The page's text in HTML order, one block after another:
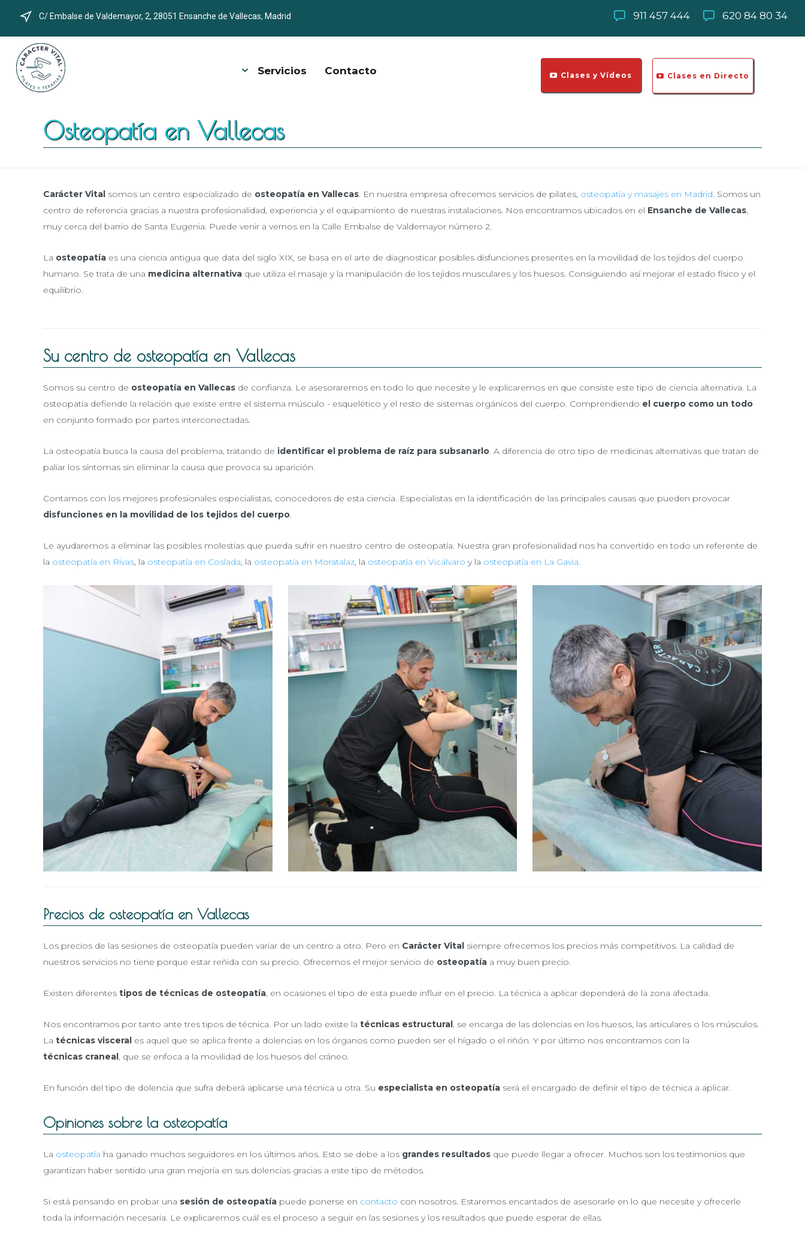
C/ Embalse de Valdemayor, 2, 28051 Ensanche de Vallecas, Madrid 911 457 444 620 84 80 34
Servicios Contacto Clases y Vídeos Clases en Directo
Osteopatía en Vallecas
Carácter Vital somos un centro especializado de osteopatía en Vallecas . En nuestra empresa ofrecemos servicios de pilates, osteopatía y masajes en Madrid . Somos un
centro de referencia gracias a nuestra profesionalidad, experiencia y el equipamiento de nuestras instalaciones. Nos encontramos ubicados en el Ensanche de Vallecas
muy cerca del barrio de Santa Eugenia. Puede venir a vernos en la Calle Embalse de Valdemayor número 2.
La osteopatía es una ciencia antigua que data del siglo XIX, se basa en el arte de diagnosticar posibles disfunciones presentes en la movilidad de los tejidos del cuerpo
humano. Se trata de una medicina alternativa que utiliza el masaje y la manipulación de los tejidos musculares y los huesos. Consiguiendo así mejorar el estado físico y el
equilibrio.
Su centro de osteopatía en Vallecas
Somos su centro de osteopatía en Vallecas de confianza. Le asesoraremos en todo lo que necesite y le explicaremos en que consiste este tipo de ciencia alternativa. La
osteopatía defiende la relación que existe entre el sistema músculo - esquelético y el resto de sistemas orgánicos del cuerpo. Comprendiendo el cuerpo como un todo
en conjunto formado por partes interconectadas.
La osteopatía busca la causa del problema, tratando de identificar el problema de raíz para subsanarlo . A diferencia de otro tipo de medicinas alternativas que tratan de
paliar los síntomas sin eliminar la causa que provoca su aparición.
Contamos con los mejores profesionales especialistas, conocedores de esta ciencia. Especialistas en la identificación de las principales causas que pueden provocar
disfunciones en la movilidad de los tejidos del cuerpo
Le ayudaremos a eliminar las posibles molestias que pueda sufrir en nuestro centro de osteopatía. Nuestra gran profesionalidad nos ha convertido en todo un referente de
la osteopatía en Rivas , la osteopatía en Coslada , la osteopatía en Moratalaz , la osteopatía en Vicálvaro y la osteopatía en La Gavia
Precios de osteopatía en Vallecas
Los precios de las sesiones de osteopatía pueden variar de un centro a otro. Pero en Carácter Vital siempre ofrecemos los precios más competitivos. La calidad de
nuestros servicios no tiene porque estar reñida con su precio. Ofrecemos el mejor servicio de osteopatía a muy buen precio.
Existen diferentes tipos de técnicas de osteopatía, en ocasiones el tipo de esta puede influir en el precio. La técnica a aplicar dependerá de la zona afectada.
Nos encontramos por tanto ante tres tipos de técnica. Por un lado existe la técnicas estructural, se encarga de las dolencias en los huesos, las articulares o los músculos.
La técnicas visceral es aquel que se aplica frente a dolencias en los órganos como pueden ser el hígado o el riñón. Y por último nos encontramos con la
técnicas craneal, que se enfoca a la movilidad de los huesos del cráneo.
En función del tipo de dolencia que sufra deberá aplicarse una técnica u otra. Su especialista en osteopatía será el encargado de definir el tipo de técnica a aplicar.
Opiniones sobre la osteopatía
La osteopatía ha ganado muchos seguidores en los últimos años. Esto se debe a los grandes resultados que puede llegar a ofrecer. Muchos son los testimonios que
garantizan haber sentido una gran mejoría en sus dolencias gracias a este tipo de métodos.
Si está pensando en probar una sesión de osteopatía puede ponerse en contacto con nosotros. Estaremos encantados de asesorarle en lo que necesite y ofrecerle
toda la información necesaria. Le explicaremos cuál es el proceso a seguir en las sesiones y los resultados que puede esperar de ellas.